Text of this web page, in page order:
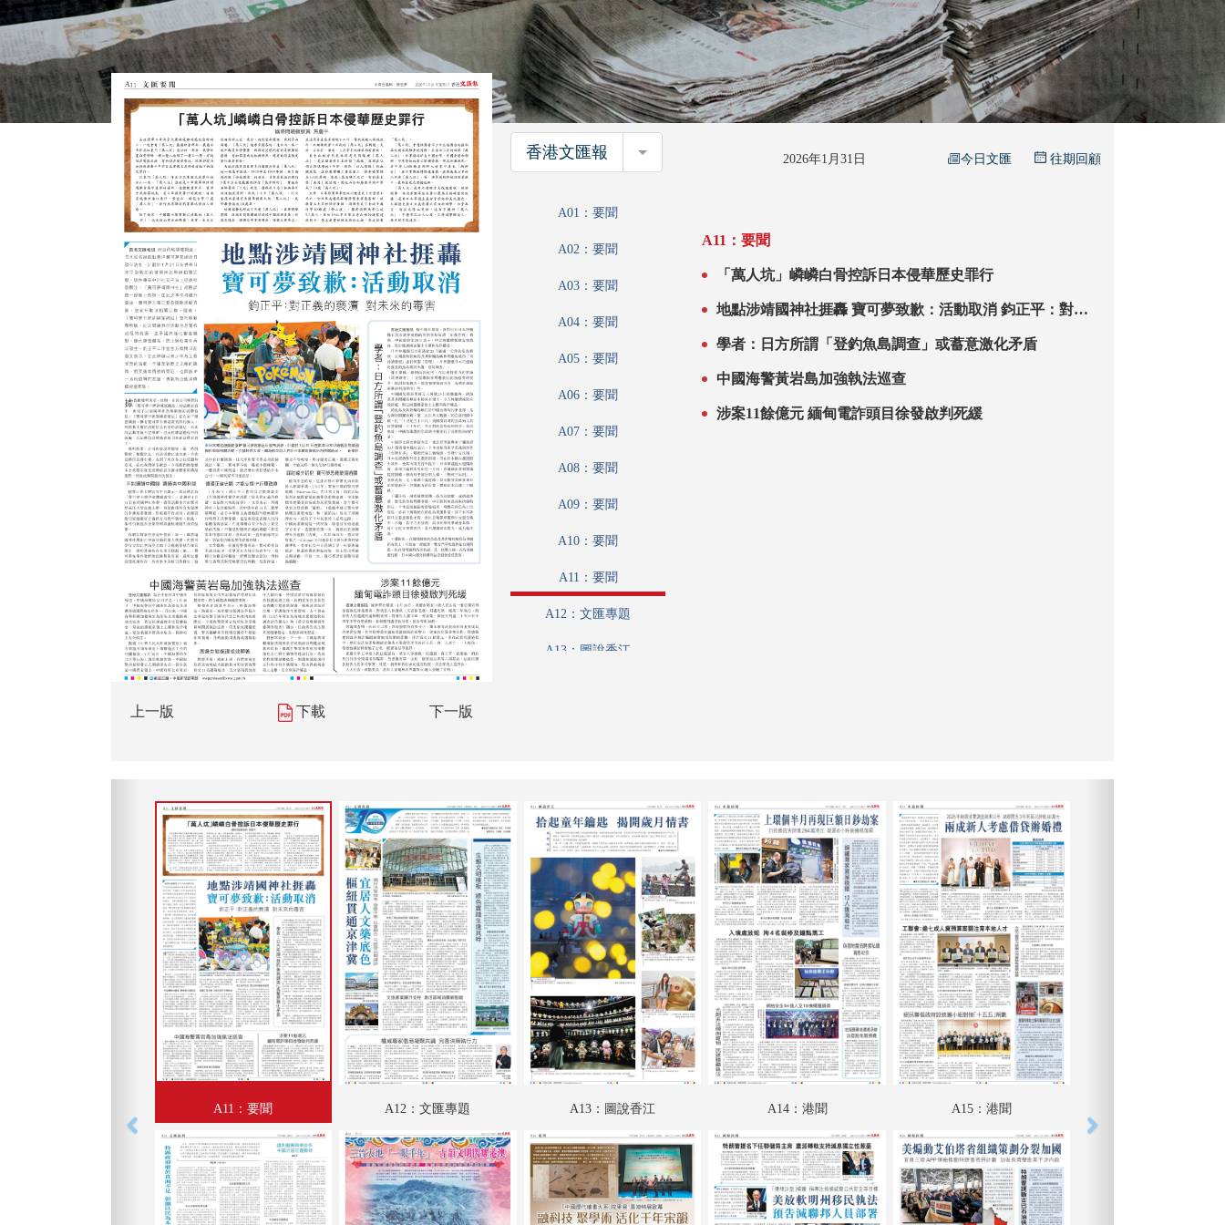
上一版 下載 下一版
香港文匯報 香港文匯報 2026年1月31日 今日文匯 往期回顧
A01：要聞
A02：要聞
A03：要聞
A04：要聞
A05：要聞
A06：要聞
A07：要聞
A08：要聞
A09：要聞
A10：要聞
A11：要聞
A12：文匯專題
A13：圖說香江
A18：藝博
A19：國際
A20：國際
B01：財經
B02：愛漫遊
B03：文匯園
B04：娛樂
B05：體育
A11：要聞
「萬人坑」嶙嶙白骨控訴日本侵華歷史罪行
地點涉靖國神社捱轟 寶可夢致歉：活動取消 鈞正平：對正
學者：日方所謂「登釣魚島調查」或蓄意激化矛盾
中國海警黃岩島加強執法巡查
涉案11餘億元 緬甸電詐頭目徐發啟判死緩
A11：要聞 A12：文匯專題 A13：圖說香江 A14：港聞 A15：港聞